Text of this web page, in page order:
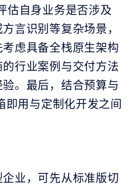
估自身业务是否涉及
言识别等复杂场景，
虑具备全栈原生架构
行业案例与交付方法
。最后，结合预算与
即用与定制化开发之间
业，可先从标准版切